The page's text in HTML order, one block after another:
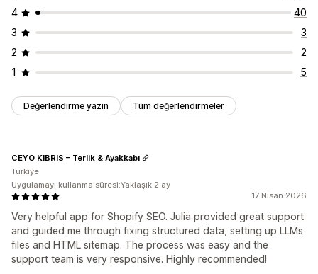
4
40
3
3
2
2
1
5
Değerlendirme yazın Tüm değerlendirmeler
17 Nisan 2026
Very helpful app for Shopify SEO. Julia provided great support
and guided me through fixing structured data, setting up LLMs
files and HTML sitemap. The process was easy and the
support team is very responsive. Highly recommended!
CEYO KIBRIS – Terlik & Ayakkabı
Türkiye
Uygulamayı kullanma süresi:Yaklaşık 2 ay